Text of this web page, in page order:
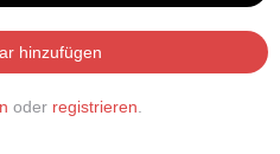
hinzufügen
oder registrieren.